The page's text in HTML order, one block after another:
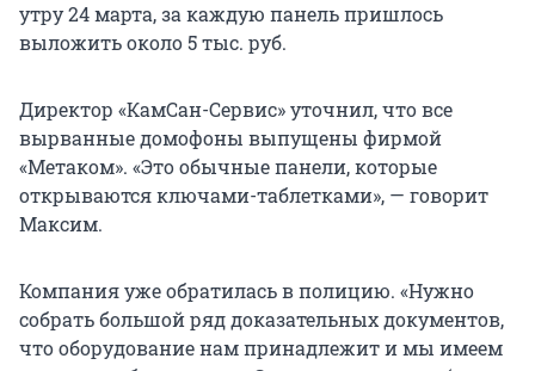
утру 24 марта, за каждую панель пришлось
выложить около 5 тыс. руб.
Директор «КамСан-Сервис» уточнил, что все
вырванные домофоны выпущены фирмой
«Метаком». «Это обычные панели, которые
открываются ключами-таблетками», — говорит
Максим.
Компания уже обратилась в полицию. «Нужно
собрать большой ряд доказательных документов,
что оборудование нам принадлежит и мы имеем